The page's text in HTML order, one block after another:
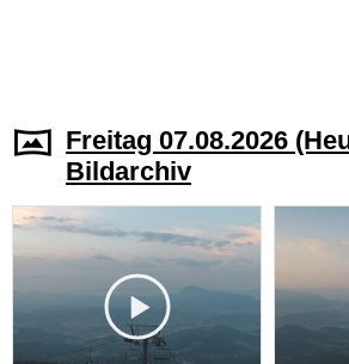
Freitag 07.08.2026
Bildarchiv